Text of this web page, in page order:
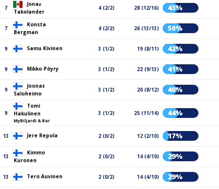
7
Jonaƨ
Takolander
4 (2/2) 28 (12/16) 43%
7
Konsta
Bergman
4 (2/2) 26 (13/13) 50%
9 Samu Kivinen 3 (1/2) 19 (8/11) 42%
9 Mikko Pöyry 3 (1/2) 22 (9/13) 41%
9
Joonas
Saloheimo
3 (1/2) 20 (8/12) 40%
9
Tomi
Hakulinen
MyBiljardi & Bar
3 (1/2) 25 (11/14) 44%
13 Jere Repola 2 (0/2) 12 (2/10) 17%
13
Kimmo
Kuronen
2 (0/2) 14 (4/10) 29%
13 Tero Auvinen 2 (0/2) 14 (4/10) 29%